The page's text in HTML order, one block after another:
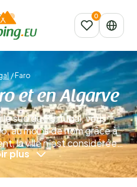
/ Faro
et en Algarve
le sud du Portugal, vous
au moins de nom grâce à
la ville n’est considérée
avant de partir explorer
il serait vraiment
Faro a en effet bien
plus